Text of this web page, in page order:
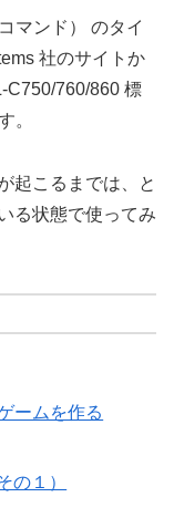
マンド） のタイ
社のサイトか
C750/760/860 標
。
起こるまでは、と
る状態で使ってみ
ームを作る
の１）